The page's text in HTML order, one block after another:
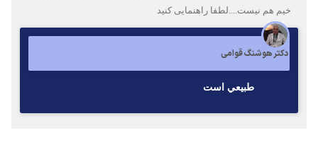
خیم هم نیست....لطفا راهنمایی کنید
دکتر هوشنگ قوامی
طبيعي است